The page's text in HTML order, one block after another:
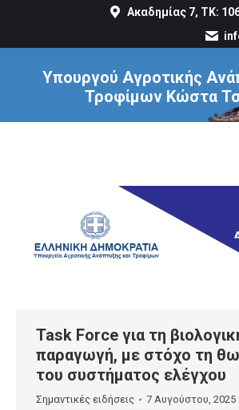
Ακαδημίας 7, ΤΚ:
Υπουργού Αγροτικής
Τροφίμων Κώστα
You are
Task Force για τη
παραγωγή, με στόχο τη
του συστήματος ελέγχου
Σημαντικές ειδήσεις 7 Αυγούστου, 2025